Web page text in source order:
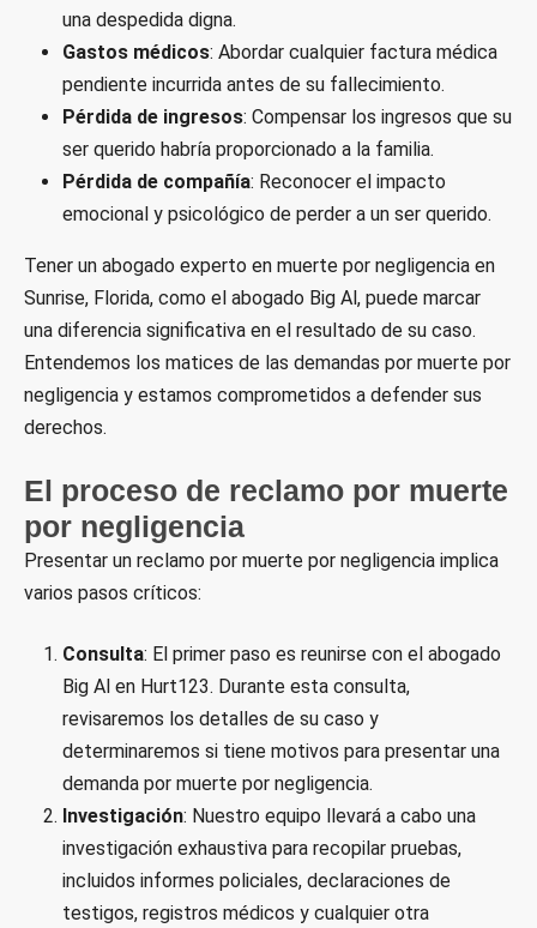
una despedida digna.
Gastos médicos: Abordar cualquier factura médica
pendiente incurrida antes de su fallecimiento.
Pérdida de ingresos: Compensar los ingresos que su
ser querido habría proporcionado a la familia.
Pérdida de compañía: Reconocer el impacto
emocional y psicológico de perder a un ser querido.
Tener un abogado experto en muerte por negligencia en
Sunrise, Florida, como el abogado Big Al, puede marcar
una diferencia significativa en el resultado de su caso.
Entendemos los matices de las demandas por muerte por
negligencia y estamos comprometidos a defender sus
derechos.
El proceso de reclamo por muerte
por negligencia
Presentar un reclamo por muerte por negligencia implica
varios pasos críticos:
Consulta: El primer paso es reunirse con el abogado
Big Al en Hurt123. Durante esta consulta,
revisaremos los detalles de su caso y
determinaremos si tiene motivos para presentar una
demanda por muerte por negligencia.
Investigación: Nuestro equipo llevará a cabo una
investigación exhaustiva para recopilar pruebas,
incluidos informes policiales, declaraciones de
testigos, registros médicos y cualquier otra